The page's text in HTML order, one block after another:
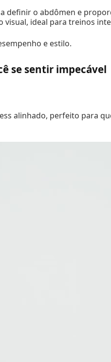
definir o abdômen e
ideal para treinos
e estilo.
se sentir impecável
alinhado, perfeito para